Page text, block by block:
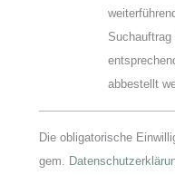
abbestellt
Die obligatorische
gem.